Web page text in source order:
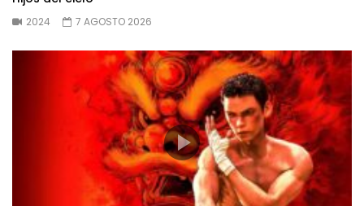
2024 7 AGOSTO 2026